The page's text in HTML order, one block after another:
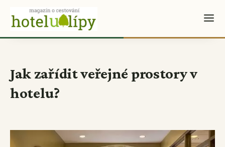
Jak zařídit veřejné prostory v
hotelu?